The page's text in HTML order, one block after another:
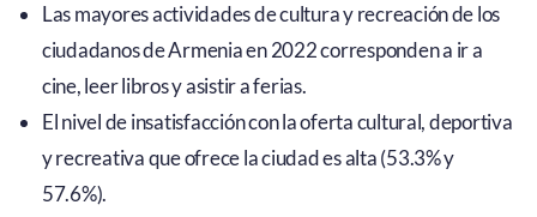
Las mayores actividades de cultura y recreación de los
ciudadanos de Armenia en 2022 corresponden a ir a
cine, leer libros y asistir a ferias.
El nivel de insatisfacción con la oferta cultural, deportiva
y recreativa que ofrece la ciudad es alta (53.3% y
57.6%).